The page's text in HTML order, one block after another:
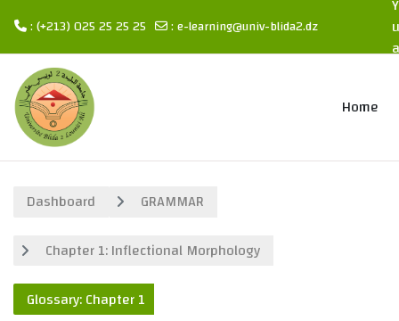
Skip to main content
: (+213) 025 25 25 25 :e-learning@univ-blida2.dz
Home
Dashboard
GRAMMAR
Chapter 1: Inflectional Morphology
Glossary: Chapter 1